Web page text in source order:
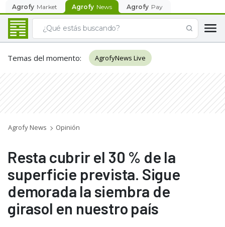
Agrofy Market Agrofy News Agrofy Pay
Temas del momento: AgrofyNews Live
Agrofy News Opinión
Resta cubrir el 30 % de la
superficie prevista. Sigue
demorada la siembra de
girasol en nuestro país